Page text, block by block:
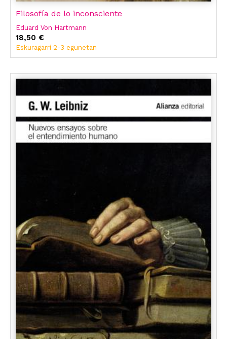
Filosofía de lo inconsciente
Eduard Von Hartmann
18,50 €
Eskuragarri 2-3 egunetan